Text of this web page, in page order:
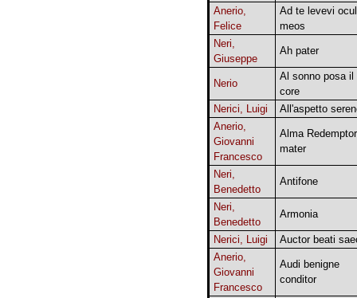
Anerio,
Felice
Ad te levevi
meos
Neri,
Giuseppe
Ah pater
Nerio
Al sonno posa il
core
Nerici, Luigi
All'aspetto
Anerio,
Giovanni
Francesco
Alma
mater
Neri,
Benedetto
Antifone
Neri,
Benedetto
Armonia
Nerici, Luigi
Auctor beati
Anerio,
Giovanni
Francesco
Audi benigne
conditor